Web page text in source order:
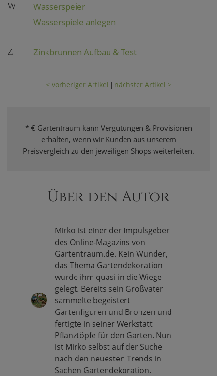
W
Wasserspeier
Wasserspiele anlegen
Z Zinkbrunnen Aufbau & Test
< vorheriger Artikel nächster Artikel >
* € Gartentraum kann Vergütungen & Provisionen
erhalten, wenn wir Kunden aus unserem
Preisvergleich zu den jeweiligen Shops weiterleiten.
Über den Autor
Mirko ist einer der Impulsgeber
des Online-Magazins von
Gartentraum.de. Kein Wunder,
das Thema Gartendekoration
wurde ihm quasi in die Wiege
gelegt. Bereits sein Großvater
sammelte begeistert
Gartenfiguren und Bronzen und
fertigte in seiner Werkstatt
Pflanztöpfe für den Garten. Nun
ist Mirko selbst auf der Suche
nach den neuesten Trends in
Sachen Gartendekoration.